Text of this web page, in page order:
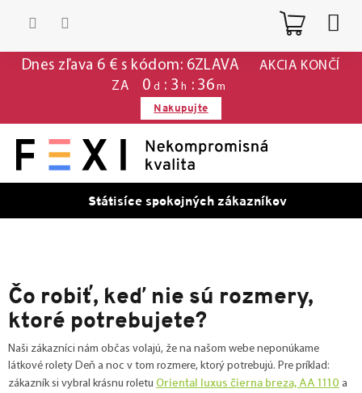
Dnes zľava 6 € s kódom: 6ZLAVA
AKCIA KONČÍ
ZA
0 d : 3 h : 36 m
Nakupujte
Státisíce spokojných zákazníkov
Čo robiť, keď nie sú rozmery,
ktoré potrebujete?
Naši zákazníci nám občas volajú, že na našom webe neponúkame
látkové rolety Deň a noc v tom rozmere, ktorý potrebujú. Pre príklad:
zákazník si vybral krásnu roletu Oriental luxus čierna breza, AA 1110 a